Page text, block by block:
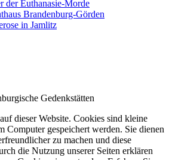
der Euthanasie-Morde
Brandenburg-Görden
in Jamlitz
Gedenkstätten
dieser Website. Cookies sind kleine
Computer gespeichert werden. Sie dienen
zu machen und diese
die Nutzung unserer Seiten erklären